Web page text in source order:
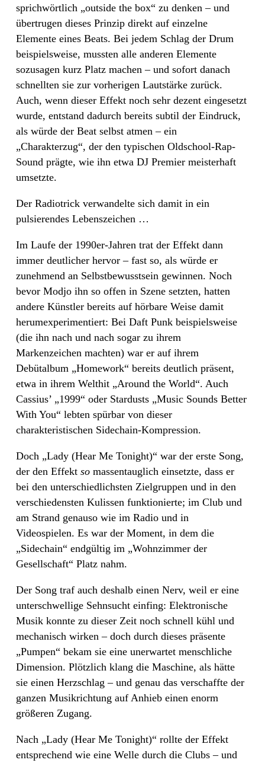
sprichwörtlich „outside the box“ zu denken – und
übertrugen dieses Prinzip direkt auf einzelne
Elemente eines Beats. Bei jedem Schlag der Drum
beispielsweise, mussten alle anderen Elemente
sozusagen kurz Platz machen – und sofort danach
schnellten sie zur vorherigen Lautstärke zurück.
Auch, wenn dieser Effekt noch sehr dezent eingesetzt
wurde, entstand dadurch bereits subtil der Eindruck,
als würde der Beat selbst atmen – ein
„Charakterzug“, der den typischen Oldschool-Rap-
Sound prägte, wie ihn etwa DJ Premier meisterhaft
umsetzte.
Der Radiotrick verwandelte sich damit in ein
pulsierendes Lebenszeichen …
Im Laufe der 1990er-Jahren trat der Effekt dann
immer deutlicher hervor – fast so, als würde er
zunehmend an Selbstbewusstsein gewinnen. Noch
bevor Modjo ihn so offen in Szene setzten, hatten
andere Künstler bereits auf hörbare Weise damit
herumexperimentiert: Bei Daft Punk beispielsweise
(die ihn nach und nach sogar zu ihrem
Markenzeichen machten) war er auf ihrem
Debütalbum „Homework“ bereits deutlich präsent,
etwa in ihrem Welthit „Around the World“. Auch
Cassius’ „1999“ oder Stardusts „Music Sounds Better
With You“ lebten spürbar von dieser
charakteristischen Sidechain-Kompression.
Doch „Lady (Hear Me Tonight)“ war der erste Song,
der den Effekt so massentauglich einsetzte, dass er
bei den unterschiedlichsten Zielgruppen und in den
verschiedensten Kulissen funktionierte; im Club und
am Strand genauso wie im Radio und in
Videospielen. Es war der Moment, in dem die
„Sidechain“ endgültig im „Wohnzimmer der
Gesellschaft“ Platz nahm.
Der Song traf auch deshalb einen Nerv, weil er eine
unterschwellige Sehnsucht einfing: Elektronische
Musik konnte zu dieser Zeit noch schnell kühl und
mechanisch wirken – doch durch dieses präsente
„Pumpen“ bekam sie eine unerwartet menschliche
Dimension. Plötzlich klang die Maschine, als hätte
sie einen Herzschlag – und genau das verschaffte der
ganzen Musikrichtung auf Anhieb einen enorm
größeren Zugang.
Nach „Lady (Hear Me Tonight)“ rollte der Effekt
entsprechend wie eine Welle durch die Clubs – und